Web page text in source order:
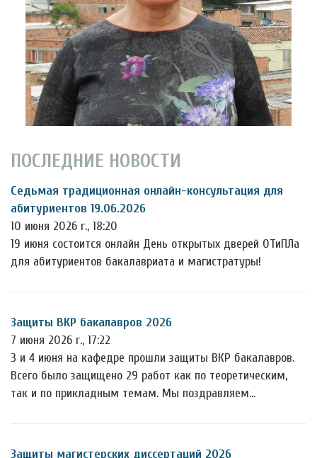
ПОСЛЕДНИЕ НОВОСТИ
Седьмая традиционная онлайн-консультация для
абитуриентов 19.06.2026
10 июня 2026 г., 18:20
19 июня состоится онлайн День открытых дверей ОТиПЛа
для абитуриентов бакалавриата и магистратуры!
Защиты ВКР бакалавров 2026
7 июня 2026 г., 17:22
3 и 4 июня на кафедре прошли защиты ВКР бакалавров.
Всего было защищено 29 работ как по теоретическим,
так и по прикладным темам. Мы поздравляем…
Защиты магистерских диссертаций 2026